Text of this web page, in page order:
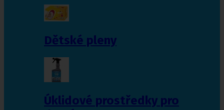
Dětské pleny
Úklidové prostředky pro